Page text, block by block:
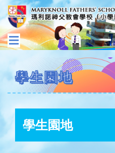
學生園地
學生園地